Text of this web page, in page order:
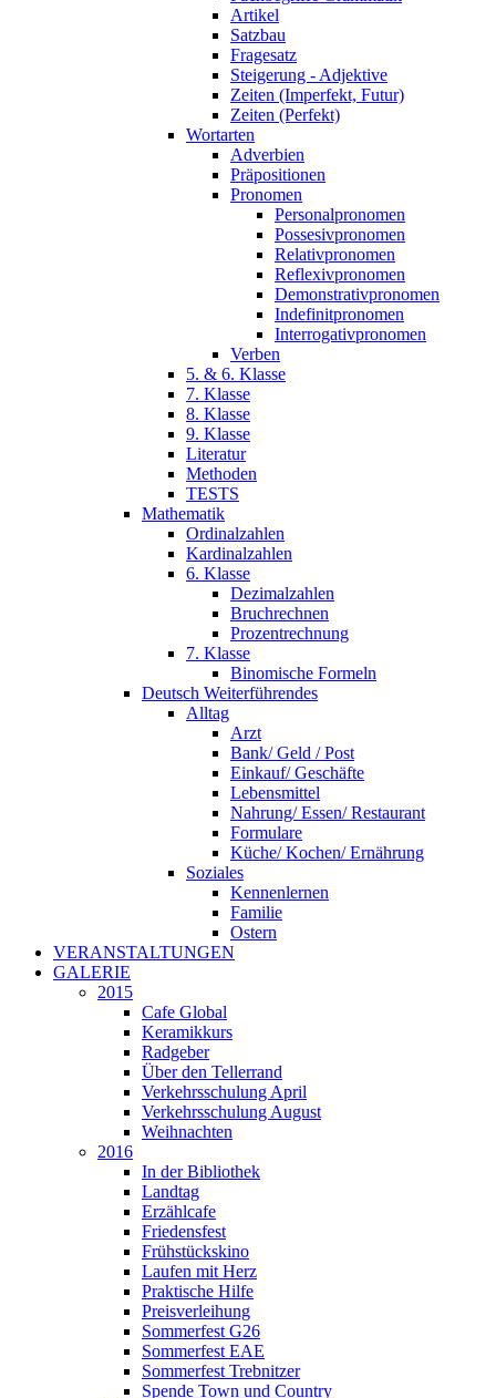
Artikel
Satzbau
Fragesatz
Steigerung - Adjektive
Zeiten (Imperfekt, Futur)
Zeiten (Perfekt)
Wortarten
Adverbien
Präpositionen
Pronomen
Personalpronomen
Possesivpronomen
Relativpronomen
Reflexivpronomen
Demonstrativpronomen
Indefinitpronomen
Interrogativpronomen
Verben
5. & 6. Klasse
7. Klasse
8. Klasse
9. Klasse
Literatur
Methoden
TESTS
Mathematik
Ordinalzahlen
Kardinalzahlen
6. Klasse
Dezimalzahlen
Bruchrechnen
Prozentrechnung
7. Klasse
Binomische Formeln
Deutsch Weiterführendes
Alltag
Arzt
Bank/ Geld / Post
Einkauf/ Geschäfte
Lebensmittel
Nahrung/ Essen/ Restaurant
Formulare
Küche/ Kochen/ Ernährung
Soziales
Kennenlernen
Familie
Ostern
VERANSTALTUNGEN
GALERIE
2015
Cafe Global
Keramikkurs
Radgeber
Über den Tellerrand
Verkehrsschulung April
Verkehrsschulung August
Weihnachten
2016
In der Bibliothek
Landtag
Erzählcafe
Friedensfest
Frühstückskino
Laufen mit Herz
Praktische Hilfe
Preisverleihung
Sommerfest G26
Sommerfest EAE
Sommerfest Trebnitzer
Spende Town und Country